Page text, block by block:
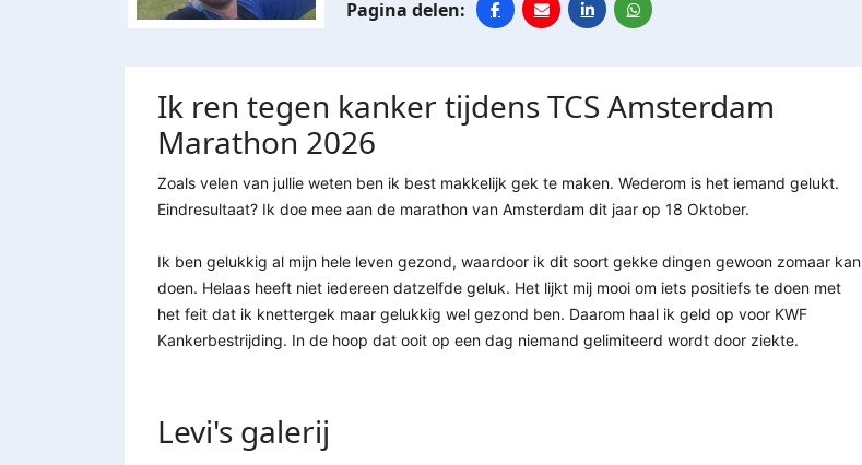
Ik ren tegen kanker tijdens TCS Amsterdam
Marathon 2026
Zoals velen van jullie weten ben ik best makkelijk gek te maken. Wederom is het iemand gelukt.
Eindresultaat? Ik doe mee aan de marathon van Amsterdam dit jaar op 18 Oktober.
Ik ben gelukkig al mijn hele leven gezond, waardoor ik dit soort gekke dingen gewoon zomaar kan
doen. Helaas heeft niet iedereen datzelfde geluk. Het lijkt mij mooi om iets positiefs te doen met
het feit dat ik knettergek maar gelukkig wel gezond ben. Daarom haal ik geld op voor KWF
Kankerbestrijding. In de hoop dat ooit op een dag niemand gelimiteerd wordt door ziekte.
Levi's galerij